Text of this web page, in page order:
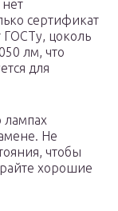
сертификат
ГОСТу, цоколь
лм, что
для
лампах
Не
чтобы
хорошие